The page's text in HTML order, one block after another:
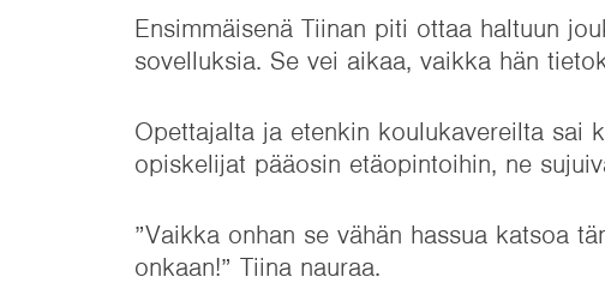
Ensimmäisenä Tiinan piti ottaa haltuun
sovelluksia. Se vei aikaa, vaikka hän
Opettajalta ja etenkin koulukavereilta sai
opiskelijat pääosin etäopintoihin, ne
”Vaikka onhan se vähän hassua katsoa
onkaan!” Tiina nauraa.